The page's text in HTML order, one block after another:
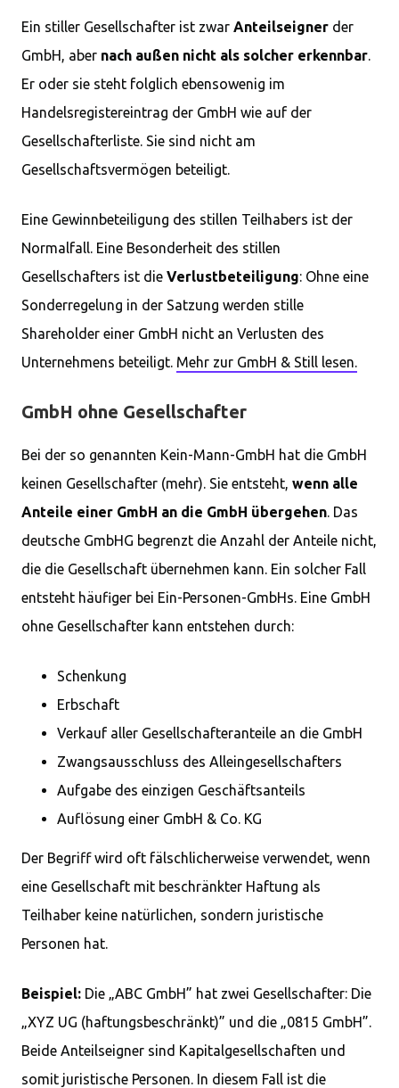
Ein stiller Gesellschafter ist zwar Anteilseigner der
GmbH, aber nach außen nicht als solcher erkennbar.
Er oder sie steht folglich ebensowenig im
Handelsregistereintrag der GmbH wie auf der
Gesellschafterliste. Sie sind nicht am
Gesellschaftsvermögen beteiligt.
Eine Gewinnbeteiligung des stillen Teilhabers ist der
Normalfall. Eine Besonderheit des stillen
Gesellschafters ist die Verlustbeteiligung: Ohne eine
Sonderregelung in der Satzung werden stille
Shareholder einer GmbH nicht an Verlusten des
Unternehmens beteiligt. Mehr zur GmbH & Still lesen.
GmbH ohne Gesellschafter
Bei der so genannten Kein-Mann-GmbH hat die GmbH
keinen Gesellschafter (mehr). Sie entsteht, wenn alle
Anteile einer GmbH an die GmbH übergehen. Das
deutsche GmbHG begrenzt die Anzahl der Anteile nicht,
die die Gesellschaft übernehmen kann. Ein solcher Fall
entsteht häufiger bei Ein-Personen-GmbHs. Eine GmbH
ohne Gesellschafter kann entstehen durch:
Schenkung
Erbschaft
Verkauf aller Gesellschafteranteile an die GmbH
Zwangsausschluss des Alleingesellschafters
Aufgabe des einzigen Geschäftsanteils
Auflösung einer GmbH & Co. KG
Der Begriff wird oft fälschlicherweise verwendet, wenn
eine Gesellschaft mit beschränkter Haftung als
Teilhaber keine natürlichen, sondern juristische
Personen hat.
Beispiel: Die „ABC GmbH” hat zwei Gesellschafter: Die
„XYZ UG (haftungsbeschränkt)” und die „0815 GmbH”.
Beide Anteilseigner sind Kapitalgesellschaften und
somit juristische Personen. In diesem Fall ist die